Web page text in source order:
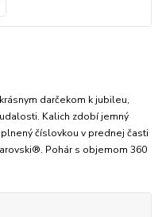
darčekom k jubileu,
Kalich zdobí jemný
číslovkou v prednej časti
Pohár s objemom 360